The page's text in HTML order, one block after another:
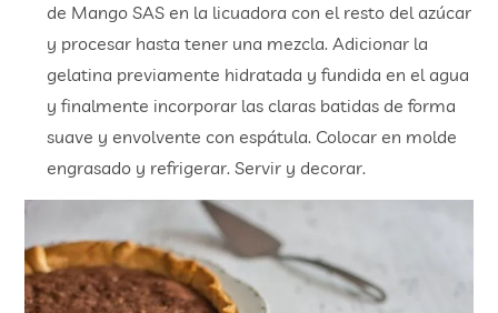
de Mango SAS en la licuadora con el resto del azúcar
y procesar hasta tener una mezcla. Adicionar la
gelatina previamente hidratada y fundida en el agua
y finalmente incorporar las claras batidas de forma
suave y envolvente con espátula. Colocar en molde
engrasado y refrigerar. Servir y decorar.